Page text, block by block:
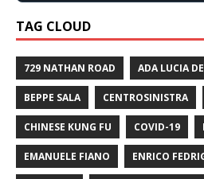
TAG CLOUD
729 NATHAN ROAD ADA LUCIA
BEPPE SALA CENTROSINISTRA
CHINESE KUNG FU COVID-19
EMANUELE FIANO ENRICO